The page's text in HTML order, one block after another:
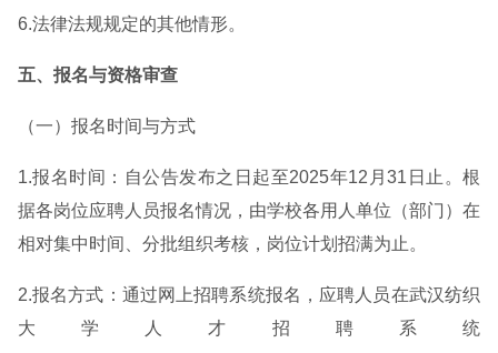
6.法律法规规定的其他情形。
五、报名与资格审查
（一）报名时间与方式
1.报名时间：自公告发布之日起至2025年12月31日止。根
据各岗位应聘人员报名情况，由学校各用人单位（部门）在
相对集中时间、分批组织考核，岗位计划招满为止。
2.报名方式：通过网上招聘系统报名，应聘人员在武汉纺织
大学人才招聘系统